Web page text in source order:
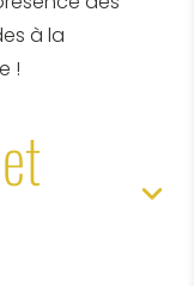
à la
!